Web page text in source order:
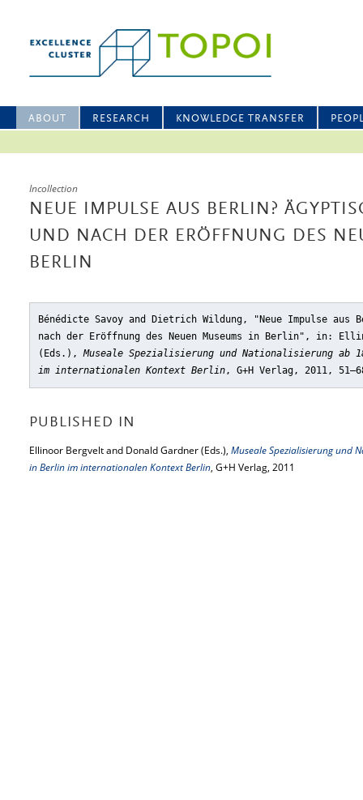
ABOUT RESEARCH KNOWLEDGE TRANSFER
Incollection
NEUE IMPULSE AUS BERLIN?
UND NACH DER ERÖFFNUNG DES
BERLIN
Bénédicte Savoy and Dietrich Wildung, "Neue Impulse aus
nach der Eröffnung des Neuen Museums in Berlin" , in:
(Eds.),Museale Spezialisierung und Nationalisierung ab
im internationalen Kontext Berlin, G+H Verlag, 2011,
PUBLISHED IN
Ellinoor Bergvelt and Donald Gardner (Eds.), Museale Spezialisierung und
in Berlin im internationalen Kontext Berlin, G+H Verlag, 2011